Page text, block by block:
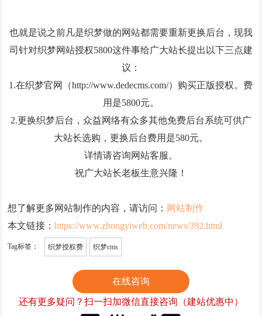
也就是说之前凡是织梦做的网站都需要重新更换后台，现我
司针对织梦网站授权5800这件事给广大站长提出以下三点建
议：
1.在织梦官网（http://www.dedecms.com/）购买正版授权。费
用是5800元。
2.更换织梦后台，众益网络有众多其他免费后台系统可供广
大站长选购，更换后台费用是580元。
详情请咨询网站客服。
祝广大站长老板生意兴隆！
想了解更多网站制作的内容，请访问： 网站制作
本文链接：https://www.zhongyiweb.com/news/392.html
Tag标签： 织梦授权费 织梦cms
在线咨询
还有更多疑问？扫一扫加微信直接咨询（建站优惠中）